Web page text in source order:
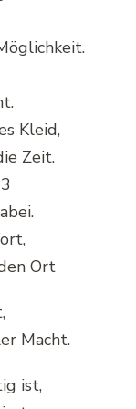
Kleid,
Zeit.
Ort
Macht.
ist,